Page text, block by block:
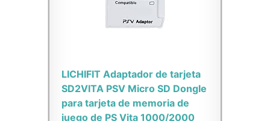
LICHIFIT Adaptador de tarjeta
SD2VITA PSV Micro SD Dongle
para tarjeta de memoria de
juego de PS Vita 1000/2000